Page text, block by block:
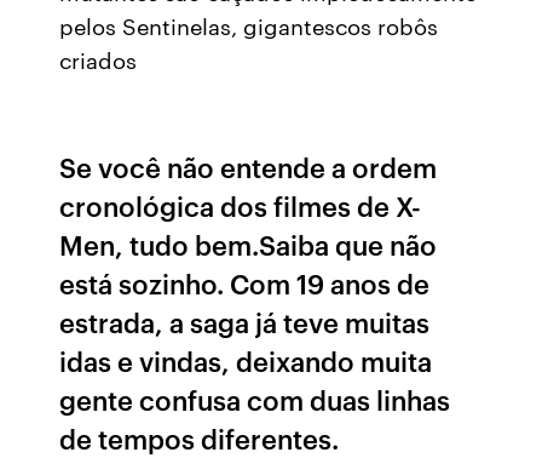
pelos Sentinelas, gigantescos robôs
criados
Se você não entende a ordem
cronológica dos filmes de X-
Men, tudo bem.Saiba que não
está sozinho. Com 19 anos de
estrada, a saga já teve muitas
idas e vindas, deixando muita
gente confusa com duas linhas
de tempos diferentes.